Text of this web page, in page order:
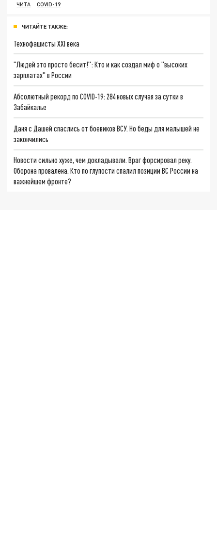
ЧИТА
COVID-19
ЧИТАЙТЕ ТАКЖЕ:
Технофашисты XXI века
"Людей это просто бесит!": Кто и как создал миф о "высоких
зарплатах" в России
Абсолютный рекорд по COVID-19: 284 новых случая за сутки в
Забайкалье
Даня с Дашей спаслись от боевиков ВСУ. Но беды для малышей не
закончились
Новости сильно хуже, чем докладывали. Враг форсировал реку.
Оборона провалена. Кто по глупости спалил позиции ВС России на
важнейшем фронте?